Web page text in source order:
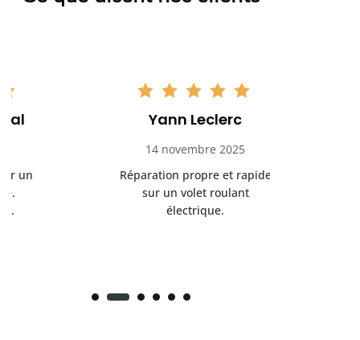
Yann Leclerc
14 novembre 2025
Réparation propre et rapide
sur un volet roulant
électrique.